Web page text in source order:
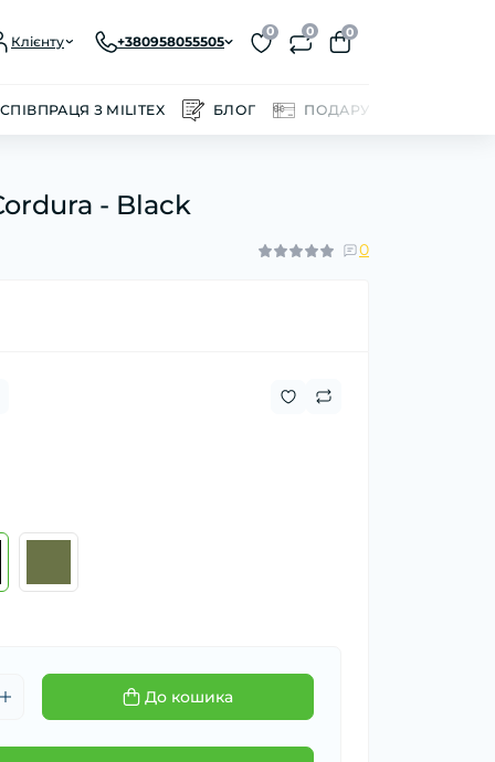
Клієнту +380958055505
0 0 0
СПІВПРАЦЯ З MILITEX БЛОГ ПОДАРУНКОВІ
- Black
0
До кошика